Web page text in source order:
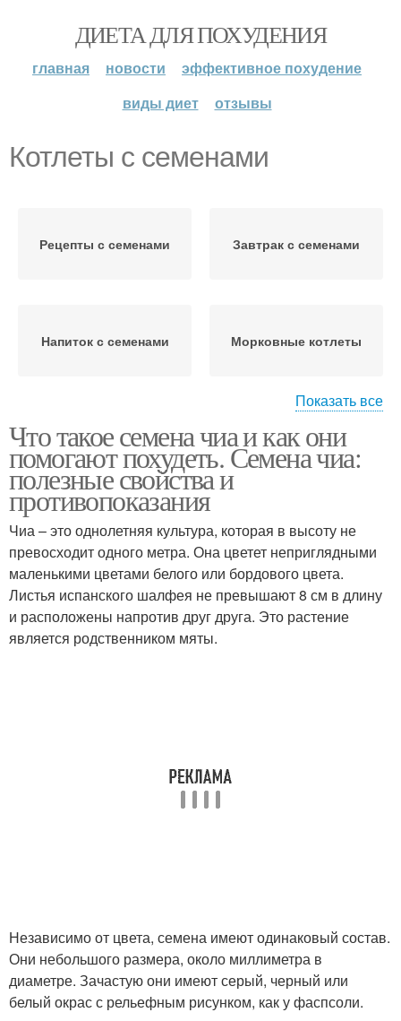
ДИЕТА ДЛЯ ПОХУДЕНИЯ
главная новости
эффективное похудение
виды диет
отзывы
Котлеты с семенами
Рецепты с семенами Завтрак с семенами
Напиток с семенами Морковные котлеты
Овсянка с семенами
Показать все
Что такое семена чиа и как они
помогают похудеть. Семена чиа:
полезные свойства и
противопоказания
Чиа – это однолетняя культура, которая в высоту не
превосходит одного метра. Она цветет неприглядными
маленькими цветами белого или бордового цвета.
Листья испанского шалфея не превышают 8 см в длину
и расположены напротив друг друга. Это растение
является родственником мяты.
Независимо от цвета, семена имеют одинаковый состав.
Они небольшого размера, около миллиметра в
диаметре. Зачастую они имеют серый, черный или
белый окрас с рельефным рисунком, как у фаспсоли.